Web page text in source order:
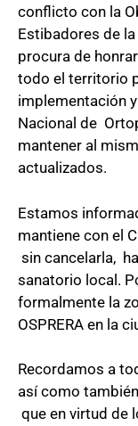
conflicto con la
Estibadores de
procura de
todo el territorio
implementación
Nacional de
mantener al
actualizados.
Estamos
mantiene con el
sin cancelarla,
sanatorio local.
formalmente la
OSPRERA en la
Recordamos a
así como
que en virtud de